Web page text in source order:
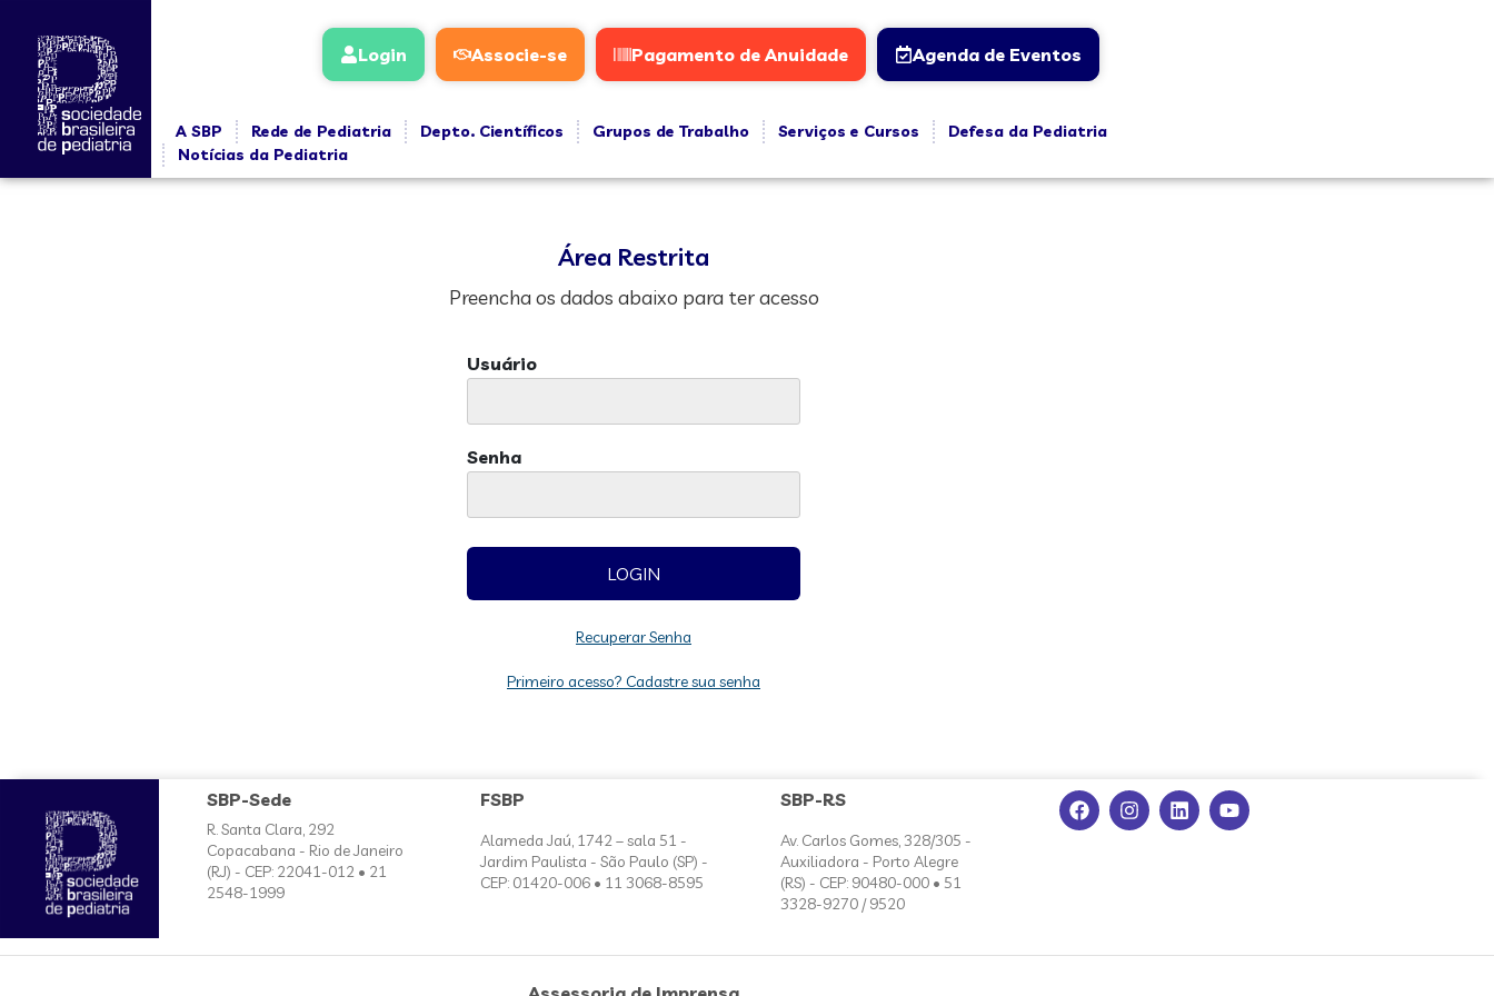
Login Associe-se Pagamento de Anuidade Agenda de Eventos
A SBP Rede de Pediatria Depto. Científicos Grupos de Trabalho Serviços e Cursos
Defesa da Pediatria
Notícias da Pediatria
Área Restrita
Preencha os dados abaixo para ter acesso
Usuário
Senha
Recuperar Senha
Primeiro acesso? Cadastre sua senha
SBP-Sede
R. Santa Clara, 292
Copacabana - Rio de Janeiro
(RJ) - CEP: 22041-012 • 21
2548-1999
FSBP
Alameda Jaú, 1742 – sala 51 -
Jardim Paulista - São Paulo (SP) -
CEP: 01420-006 • 11 3068-8595
SBP-RS
Av. Carlos Gomes, 328/305 -
Auxiliadora - Porto Alegre
(RS) - CEP: 90480-000 • 51
3328-9270 / 9520